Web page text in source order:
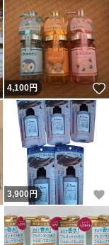
いいね！
4,100円
いいね！
3,900円